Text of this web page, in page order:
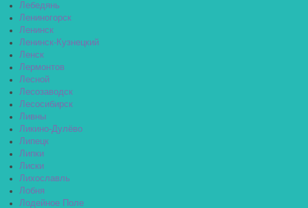
Лебедянь
Лениногорск
Ленинск
Ленинск-Кузнецкий
Ленск
Лермонтов
Лесной
Лесозаводск
Лесосибирск
Ливны
Ликино-Дулёво
Липецк
Липки
Лиски
Лихославль
Лобня
Лодейное Поле